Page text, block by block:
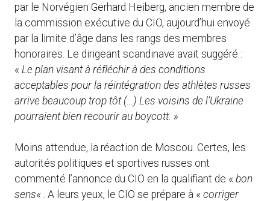
par le Norvégien Gerhard Heiberg, ancien membre de
la commission exécutive du CIO, aujourd’hui envoyé
par la limite d’âge dans les rangs des membres
honoraires. Le dirigeant scandinave avait suggéré :
« Le plan visant à réfléchir à des conditions
acceptables pour la réintégration des athlètes russes
arrive beaucoup trop tôt (…) Les voisins de l’Ukraine
pourraient bien recourir au boycott. »
Moins attendue, la réaction de Moscou. Certes, les
autorités politiques et sportives russes ont
commenté l’annonce du CIO en la qualifiant de « bon
sens« . A leurs yeux, le CIO se prépare à « corriger